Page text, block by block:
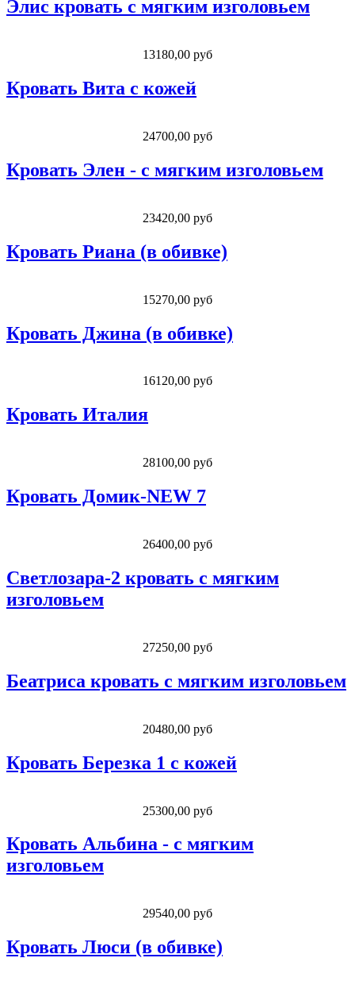
Элис кровать с мягким изголовьем
13180,00 руб
Кровать Вита с кожей
24700,00 руб
Кровать Элен - с мягким изголовьем
23420,00 руб
Кровать Риана (в обивке)
15270,00 руб
Кровать Джина (в обивке)
16120,00 руб
Кровать Италия
28100,00 руб
Кровать Домик-NEW 7
26400,00 руб
Светлозара-2 кровать с мягким
изголовьем
27250,00 руб
Беатриса кровать с мягким изголовьем
20480,00 руб
Кровать Березка 1 с кожей
25300,00 руб
Кровать Альбина - с мягким
изголовьем
29540,00 руб
Кровать Люси (в обивке)